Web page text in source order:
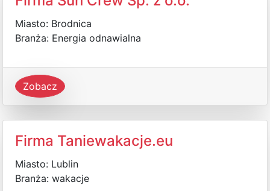
Miasto: Brodnica
Branża: Energia odnawialna
Zobacz
Firma Taniewakacje.eu
Miasto: Lublin
Branża: wakacje